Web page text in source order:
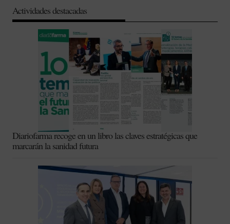
Actividades destacadas
Diariofarma recoge en un libro las claves estratégicas que
marcarán la sanidad futura